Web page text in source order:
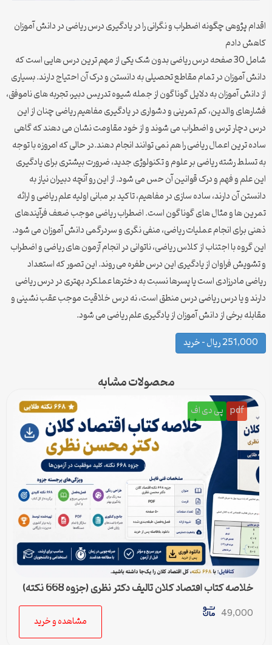
اقدام پژوهی چگونه اضطراب و نگرانی را در یادگیری درس ریاضی در دانش آموزان
کاهش دادم
شامل 30 صفحه درس ریاضی بدون شک یکی از مهم ترین درس هایی است که
دانش آموزان در تمام مقاطع تحصیلی به دانستن و درک آن احتیاج دارند. بسیاری
از دانش آموزان به دلایل گوناگون از جمله شیوه تدریس دبیر، تجربه های ناموفق،
فشارهای والدین، کم تمرینی و دشواری در یادگیری مفاهیم ریاضی چنان از این
درس دچار ترس و اضطراب می شوند و از خود مقاومت نشان می دهند که گاهی
ساده ترین اعمال ریاضی را هم نمی توانند انجام دهند.در حالی که امروزه با توجه
به تسلط رشته ریاضی بر علوم و تکنولوژی جدید، ضرورت بیشتری برای یادگیری
این علم و فهم و درک قوانین آن حس می شود. از این رو آنچه دبیران نیاز به
دانستن آن دارند، ساده سازی در مفاهیم، تاکید بر مبانی اولیه علم ریاضی و ارائه
تمرین ها و مثال های گوناگون است. اضطراب ریاضی موجب ضعف فرآیندهای
ذهنی برای انجام عملیات ریاضی، منفی نگری و سردرگمی دانش آموزان می شود.
این گروه با اجتناب از کلاس ریاضی، ناتوانی در انجام آزمون های ریاضی و اضطراب
و تشویش فراوان از یادگیری این درس طفره می روند. این تصور که استعداد
ریاضی مادرزادی است یا پسرها نسبت به دخترها عملکرد بهتری در درس ریاضی
دارند و یا درس ریاضی درس منطق است، نه درس خلاقیت موجب عقب نشینی و
مقابله برخی از دانش آموزان از یادگیری علم ریاضی می شود.
251,000 ریال – خرید
محصولات مشابه
pdf پی دی اف
خلاصه کتاب اقتصاد کلان تالیف دکتر نظری (جزوه 668 نکته)
49,000
مشاهده و خرید